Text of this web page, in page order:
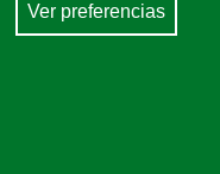
Ver preferencias